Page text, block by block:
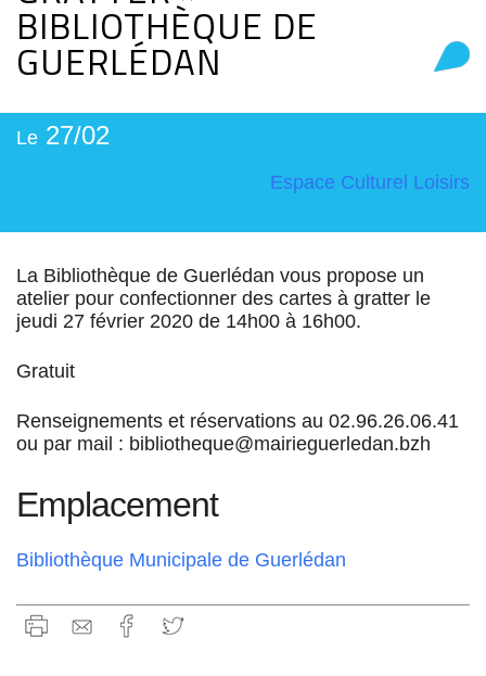
BIBLIOTHÈQUE DE
GUERLÉDAN
Le 27/02
Espace Culturel Loisirs
La Bibliothèque de Guerlédan vous propose un
atelier pour confectionner des cartes à gratter le
jeudi 27 février 2020 de 14h00 à 16h00.
Gratuit
Renseignements et réservations au 02.96.26.06.41
ou par mail : bibliotheque@mairieguerledan.bzh
Emplacement
Bibliothèque Municipale de Guerlédan